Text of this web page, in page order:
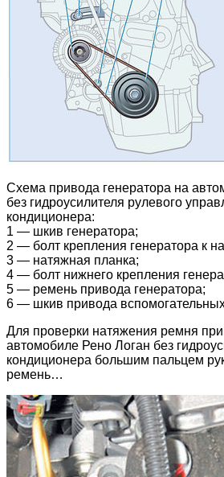
Схема привода генератора на
без гидроусилителя рулевого
кондиционера:
1 — шкив генератора;
2 — болт крепления генератора к
3 — натяжная планка;
4 — болт нижнего крепления
5 — ремень привода генератора;
6 — шкив привода вспомогательных
Для проверки натяжения ремня
автомобиле Рено Логан без
кондиционера большим пальцем
ремень…